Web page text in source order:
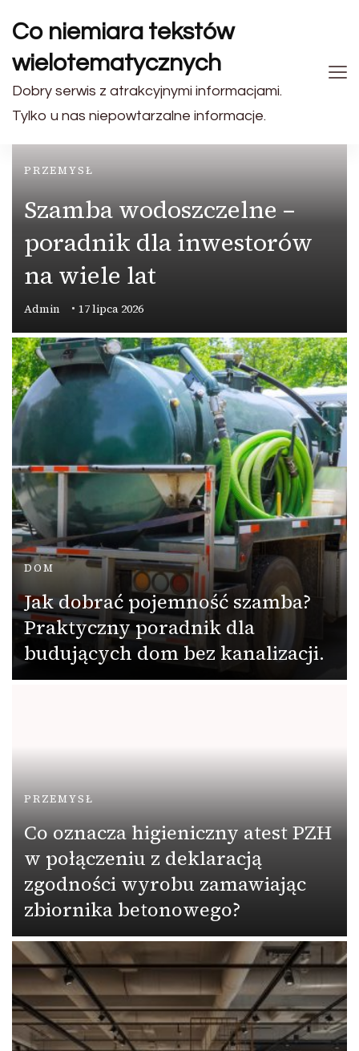
Co niemiara tekstów
wielotematycznych
Dobry serwis z atrakcyjnymi informacjami.
Tylko u nas niepowtarzalne informacje.
PRZEMYSŁ
Szamba wodoszczelne –
poradnik dla inwestorów
na wiele lat
Admin 17 lipca 2026
DOM
Jak dobrać pojemność szamba?
Praktyczny poradnik dla
budujących dom bez kanalizacji.
PRZEMYSŁ
Co oznacza higieniczny atest PZH
w połączeniu z deklaracją
zgodności wyrobu zamawiając
zbiornika betonowego?